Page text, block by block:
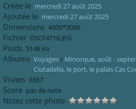
Créée le mercredi 27 août 2025
Ajoutée le mercredi 27 août 2025
Dimensions 4000*3000
Fichier DSCF4716.JPG
Poids 5148 Ko
Albums Voyages/ Minorque, août -
Ciutadella, le port, le palais Cas
Visites 6567
Score pas de note
Notez cette photo